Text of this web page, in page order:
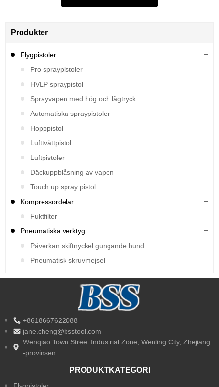
Produkter
Flygpistoler
Pro spraypistoler
HVLP spraypistol
Sprayvapen med hög och lågtryck
Automatiska spraypistoler
Hopppistol
Lufttvättpistol
Luftpistoler
Däckuppblåsning av vapen
Touch up spray pistol
Kompressordelar
Fuktfilter
Pneumatiska verktyg
Påverkan skiftnyckel gungande hund
Pneumatisk skruvmejsel
+8618667622088
jane.cheng@bsstool.com
Wenqiao Town Street Industrial Zone, Wenling City, Zhejiang
-provinsen
PRODUKTKATEGORI